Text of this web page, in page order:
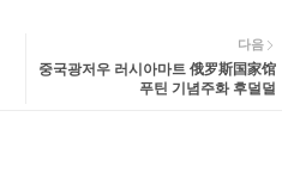
다음
중국광저우 러시아마트 俄罗斯国家馆
푸틴 기념주화 후덜덜